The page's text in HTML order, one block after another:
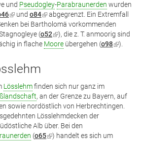
und Pseudogley-Parabraunerden wurden
(Link
ist
extern)
und o84(Link
ist
extern)
abgegrenzt. Ein Extremfall
bei Bartholomä vorkommenden
(o52(Link
ist
), die z. T. anmoorig sind
in flache Moore übergehen (o98(Link
).
Lösslehmfinden sich nur ganz im
, an der Grenze zu Bayern, auf
sowie nordöstlich von Herbrechtingen.
Lösslehmdecken der
Alb über. Bei den
(o65(Link
) handelt es sich um